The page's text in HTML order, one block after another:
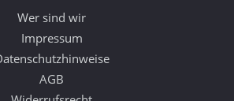
Wer sind wir
Impressum
AGB